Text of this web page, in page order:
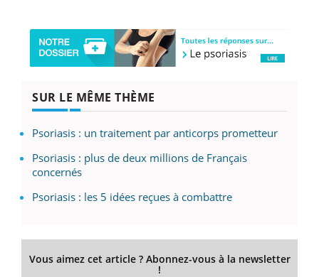
SUR LE MÊME THÈME
Psoriasis : un traitement par anticorps prometteur
Psoriasis : plus de deux millions de Français
concernés
Psoriasis : les 5 idées reçues à combattre
Vous aimez cet article ? Abonnez-vous à la newsletter
!